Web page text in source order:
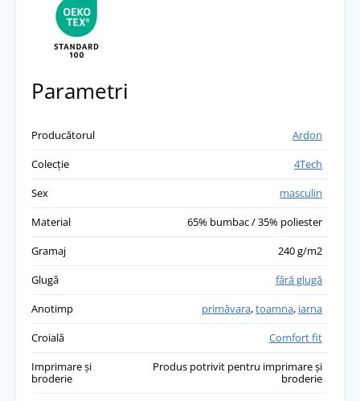
Parametri
Producătorul
Ardon
Colecție
4Tech
Sex
masculin
Material
65% bumbac / 35% poliester
Gramaj
240 g/m2
Glugă
fără glugă
Anotimp
primăvara,toamna, iarna
Croială
Comfort fit
Imprimare și
broderie
Produs potrivit pentru imprimare și
broderie